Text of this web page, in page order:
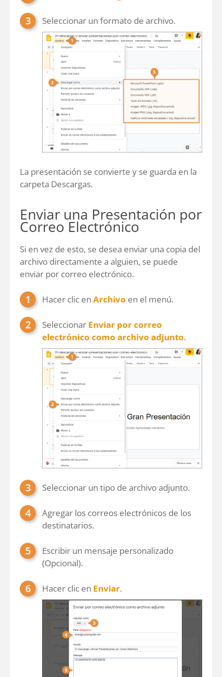
Seleccionar un formato de archivo.
La presentación se convierte y se guarda en la
carpeta Descargas.
Enviar una Presentación por
Correo Electrónico
Si en vez de esto, se desea enviar una copia del
archivo directamente a alguien, se puede
enviar por correo electrónico.
Hacer clic en Archivo en el menú.
Seleccionar Enviar por correo
electrónico como archivo adjunto.
Seleccionar un tipo de archivo adjunto.
Agregar los correos electrónicos de los
destinatarios.
Escribir un mensaje personalizado
(Opcional).
Hacer clic en Enviar.